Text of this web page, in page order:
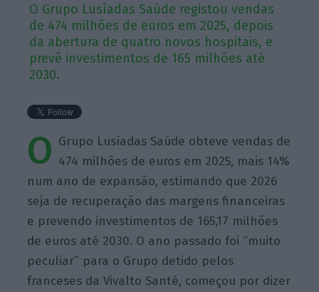
O Grupo Lusíadas Saúde registou vendas
de 474 milhões de euros em 2025, depois
da abertura de quatro novos hospitais, e
prevê investimentos de 165 milhões até
2030.
O Grupo Lusíadas Saúde obteve vendas de
474 milhões de euros em 2025, mais 14%
num ano de expansão, estimando que 2026
seja de recuperação das margens financeiras
e prevendo investimentos de 165,17 milhões
de euros até 2030. O ano passado foi “muito
peculiar” para o Grupo detido pelos
franceses da Vivalto Santé, começou por dizer